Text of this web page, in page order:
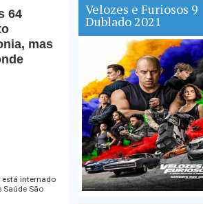
64
mas
está internado
Saúde São
Velozes e Furiosos 9
Dublado 2021